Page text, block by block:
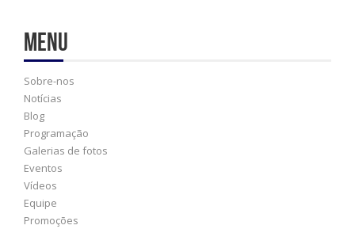
Menu
Sobre-nos
Notícias
Blog
Programação
Galerias de fotos
Eventos
Vídeos
Equipe
Promoções